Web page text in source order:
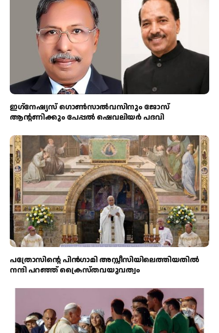
ഇഗ്‌നേഷ്യസ് ഗൊൺസാൽവസിനും ജോസ്
ആന്റണിക്കും പേപ്പൽ ഷെവലിയർ പദവി
പത്രോസിന്റെ പിൻഗാമി അസ്സീസിയിലെത്തിയതിൽ
നന്ദി പറഞ്ഞ് ക്രൈസ്തവയുവത്വം